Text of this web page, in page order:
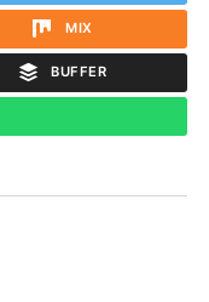
MIX
BUFFER